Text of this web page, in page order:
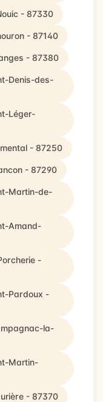
- 87330
- 87140
- 87380
Denis-des-
Léger-
- 87250
- 87290
Martin-de-
Amand-
-
Pardoux -
la-
Martin-
- 87370